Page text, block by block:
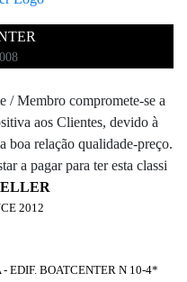
2012
EDIF. BOATCENTER N 10-4*